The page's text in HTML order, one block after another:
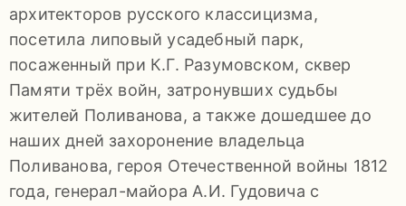
Заявление
конфиденциальности
архитекторов русского классицизма,
посетила липовый усадебный парк,
посаженный при К.Г. Разумовском, сквер
Памяти трёх войн, затронувших судьбы
жителей Поливанова, а также дошедшее до
наших дней захоронение владельца
Поливанова, героя Отечественной войны 1812
года, генерал-майора А.И. Гудовича с